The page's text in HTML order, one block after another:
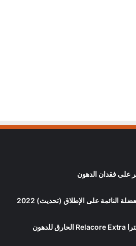
على فقدان الدهون
النائمة على الإطلاق (تحديث) 2022
مراجعة مكمل ريلاكور اكسترا Relacore Extra الحارق للدهون